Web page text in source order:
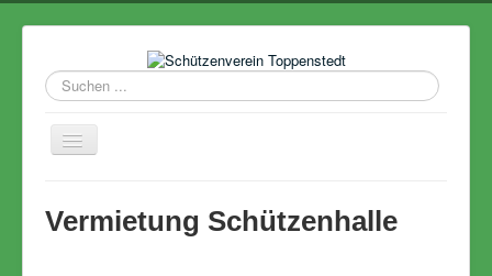
Suchen
...
Navigation
an/aus
Termine
Vermietung Schützenhalle